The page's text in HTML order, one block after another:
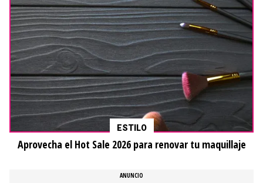
ESTILO
Aprovecha el Hot Sale 2026 para renovar tu maquillaje